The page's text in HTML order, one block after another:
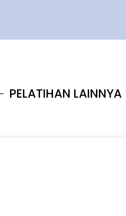
PELATIHAN LAINNYA